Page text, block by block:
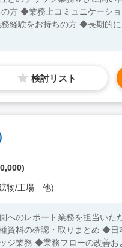
経験をお持ちの方 ◆長期的
検討リスト
物/工場 他)
へのレポート業務を担当い
資料の確認・取りまとめ ◆日
ジ業務 ◆業務フローの改善